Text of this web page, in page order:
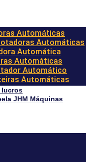
Automáticas
Automáticas
Automática
Automáticas
Automático
Automáticas
lucros
JHM Máquinas